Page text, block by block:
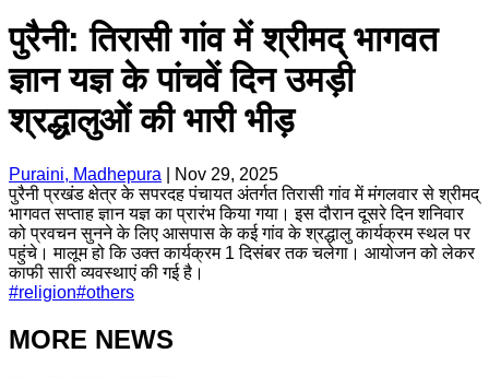
पुरैनी: तिरासी गांव में श्रीमद् भागवत
ज्ञान यज्ञ के पांचवें दिन उमड़ी
श्रद्धालुओं की भारी भीड़
Puraini, Madhepura
Nov 29, 2025
पुरैनी प्रखंड क्षेत्र के सपरदह पंचायत अंतर्गत तिरासी गांव में मंगलवार से श्रीमद्
भागवत सप्ताह ज्ञान यज्ञ का प्रारंभ किया गया। इस दौरान दूसरे दिन शनिवार
को प्रवचन सुनने के लिए आसपास के कई गांव के श्रद्धालु कार्यक्रम स्थल पर
पहुंचे। मालूम हो कि उक्त कार्यक्रम 1 दिसंबर तक चलेगा। आयोजन को लेकर
काफी सारी व्यवस्थाएं की गई है।
#religion#others
MORE NEWS